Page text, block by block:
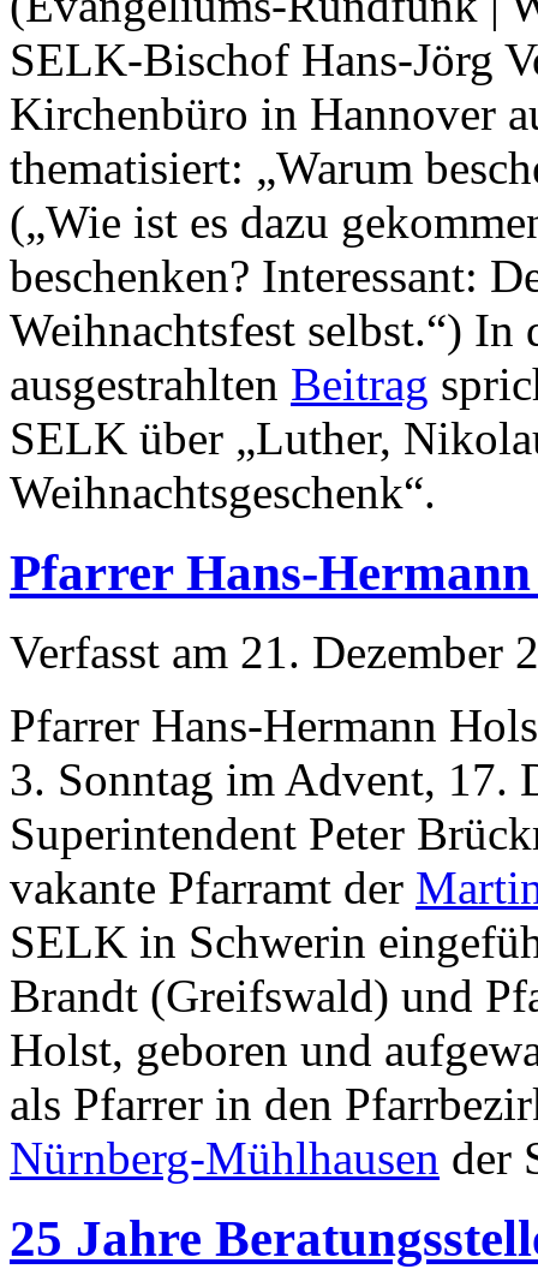
SELK-Bischof Hans-Jörg
Kirchenbüro in Hannover
thematisiert: „Warum
(„Wie ist es dazu
beschenken? Interessant:
Weihnachtsfest selbst.“) In
ausgestrahlten Beitrag
SELK über „Luther,
Weihnachtsgeschenk“.
Pfarrer Hans-
Verfasst am 21. Dezember
Pfarrer Hans-Hermann
3. Sonntag im Advent, 17.
Superintendent Peter
vakante Pfarramt der
SELK in Schwerin
Brandt (Greifswald) und
Holst, geboren und
als Pfarrer in den
Nürnberg-Mühlhausen der
25 Jahre